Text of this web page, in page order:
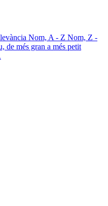
Nom, A - Z Nom, Z -
de més gran a més petit